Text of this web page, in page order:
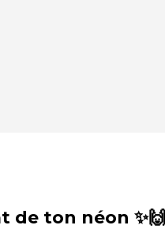
ton néon ✨🙌